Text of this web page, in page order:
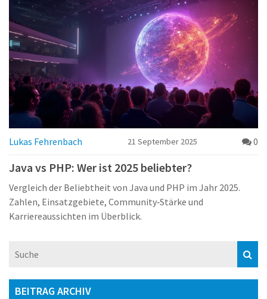
Lukas Fehrenbach 21 September 2025 0
Java vs PHP: Wer ist 2025 beliebter?
Vergleich der Beliebtheit von Java und PHP im Jahr 2025.
Zahlen, Einsatzgebiete, Community‑Stärke und
Karriereaussichten im Überblick.
BEITRAG ARCHIV